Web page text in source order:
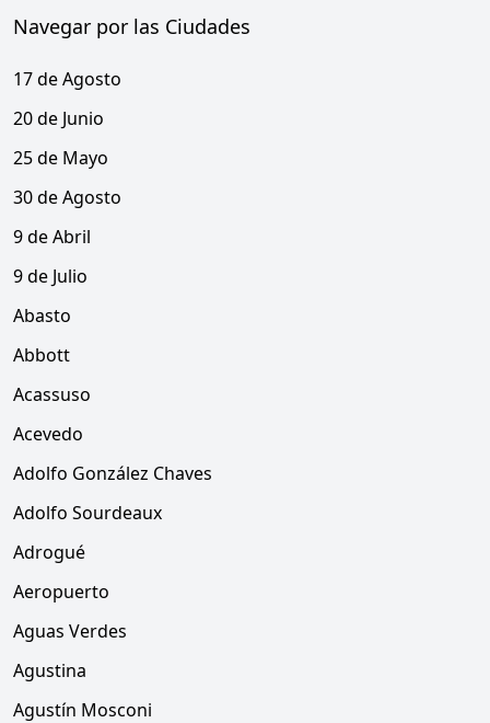
Navegar por las Ciudades
17 de Agosto
20 de Junio
25 de Mayo
30 de Agosto
9 de Abril
9 de Julio
Abasto
Abbott
Acassuso
Acevedo
Adolfo González Chaves
Adolfo Sourdeaux
Adrogué
Aeropuerto
Aguas Verdes
Agustina
Agustín Mosconi